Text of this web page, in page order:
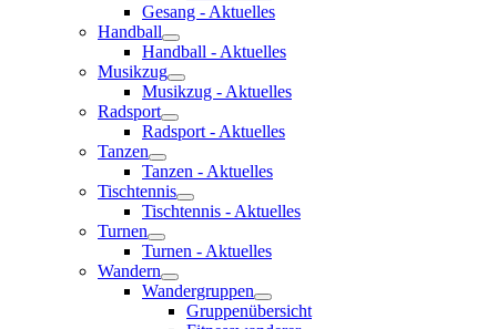
Gesang - Aktuelles
Handball
Handball - Aktuelles
Musikzug
Musikzug - Aktuelles
Radsport
Radsport - Aktuelles
Tanzen
Tanzen - Aktuelles
Tischtennis
Tischtennis - Aktuelles
Turnen
Turnen - Aktuelles
Wandern
Wandergruppen
Gruppenübersicht